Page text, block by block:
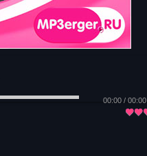
00:00 / 00:00